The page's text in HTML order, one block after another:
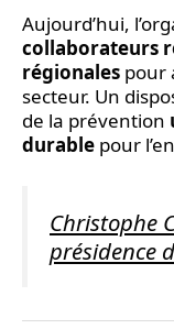
Aujourd’hui,
collaborateurs
régionales pour
secteur. Un
de la prévention
durable pour
Christophe
présidence